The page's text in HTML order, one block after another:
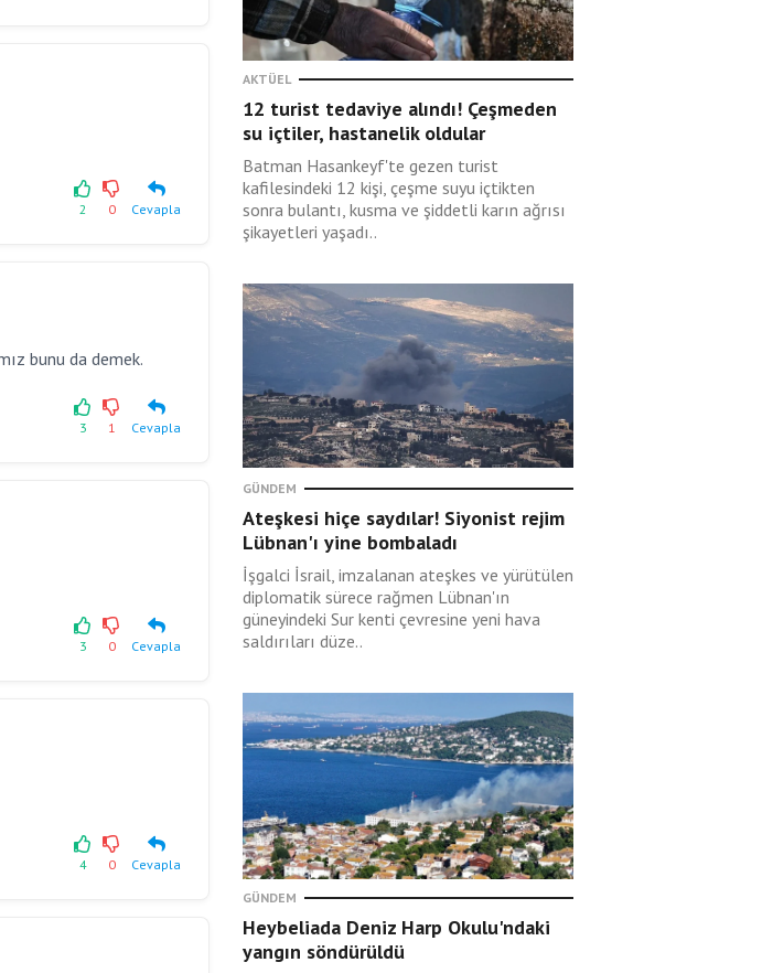
2 0 Cevapla
bunu da demek.
3 1 Cevapla
3 0 Cevapla
4 0 Cevapla
AKTÜEL
12 turist tedaviye alındı! Çeşmeden
su içtiler, hastanelik oldular
Batman Hasankeyf'te gezen turist
kafilesindeki 12 kişi, çeşme suyu içtikten
sonra bulantı, kusma ve şiddetli karın ağrısı
şikayetleri yaşadı..
GÜNDEM
Ateşkesi hiçe saydılar! Siyonist rejim
Lübnan'ı yine bombaladı
İşgalci İsrail, imzalanan ateşkes ve yürütülen
diplomatik sürece rağmen Lübnan'ın
güneyindeki Sur kenti çevresine yeni hava
saldırıları düze..
GÜNDEM
Heybeliada Deniz Harp Okulu'ndaki
yangın söndürüldü